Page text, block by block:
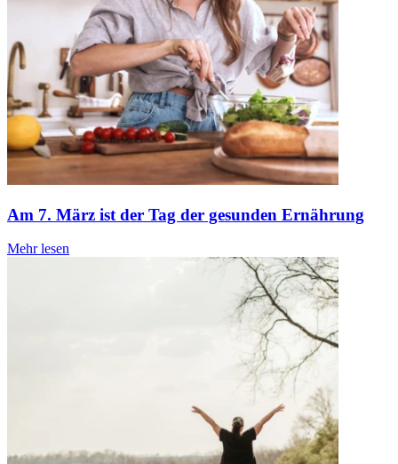
Am 7. März ist der Tag der gesunden Ernährung
Mehr lesen